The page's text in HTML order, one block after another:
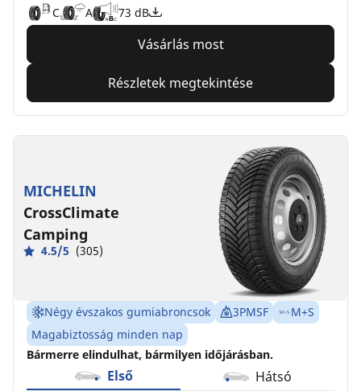
C
A 73 dB
Vásárlás most
Részletek megtekintése
MICHELIN
CrossClimate
Camping
4.5/5 (305)
Négy évszakos gumiabroncsok 3PMSF
M+S
Magabiztosság minden nap
Bármerre elindulhat, bármilyen időjárásban.
Első Hátsó